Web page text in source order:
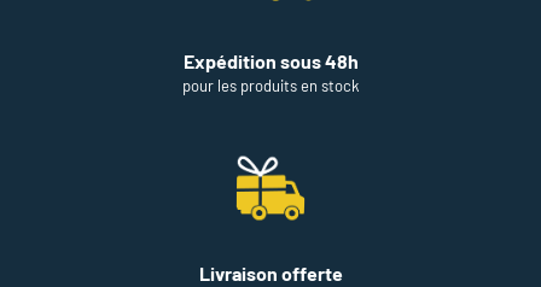
Expédition sous 48h
pour les produits en stock
Livraison offerte